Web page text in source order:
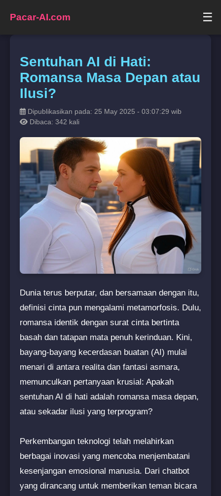
Pacar-AI.com ☰
Sentuhan AI di Hati:
Romansa Masa Depan atau
Ilusi?
Dipublikasikan pada: 25 May 2025 - 03:07:29 wib
Dibaca: 342 kali
Dunia terus berputar, dan bersamaan dengan itu,
definisi cinta pun mengalami metamorfosis. Dulu,
romansa identik dengan surat cinta bertinta
basah dan tatapan mata penuh kerinduan. Kini,
bayang-bayang kecerdasan buatan (AI) mulai
menari di antara realita dan fantasi asmara,
memunculkan pertanyaan krusial: Apakah
sentuhan AI di hati adalah romansa masa depan,
atau sekadar ilusi yang terprogram?
Perkembangan teknologi telah melahirkan
berbagai inovasi yang mencoba menjembatani
kesenjangan emosional manusia. Dari chatbot
yang dirancang untuk memberikan teman bicara